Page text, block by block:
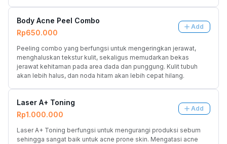
Body Acne Peel Combo
Rp650.000
Add
Peeling combo yang berfungsi untuk mengeringkan jerawat,
menghaluskan tekstur kulit, sekaligus memudarkan bekas
jerawat kehitaman pada area dada dan punggung. Kulit tubuh
akan lebih halus, dan noda hitam akan lebih cepat hilang.
Laser A+ Toning
Rp1.000.000
Add
Laser A+ Toning berfungsi untuk mengurangi produksi sebum
sehingga sangat baik untuk acne prone skin. Mengatasi acne